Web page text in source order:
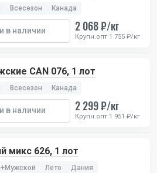
Всесезон Канада
в наличии 2 068 ₽/кг
Крупн.опт 1 755 ₽/кг
CAN 076, 1 лот
Всесезон Канада
в наличии 2 299 ₽/кг
Крупн.опт 1 951 ₽/кг
микс 626, 1 лот
Лето Дания